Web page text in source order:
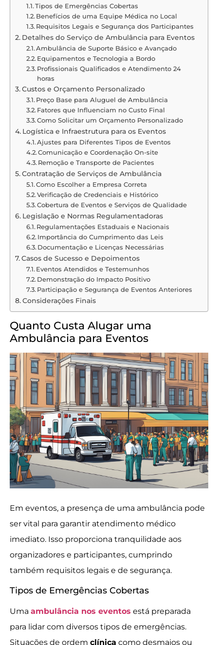
Tipos de Emergências Cobertas
Benefícios de uma Equipe Médica no Local
Requisitos Legais e Segurança dos Participantes
Detalhes do Serviço de Ambulância para Eventos
Ambulância de Suporte Básico e Avançado
Equipamentos e Tecnologia a Bordo
Profissionais Qualificados e Atendimento 24
horas
Custos e Orçamento Personalizado
Preço Base para Aluguel de Ambulância
Fatores que Influenciam no Custo Final
Como Solicitar um Orçamento Personalizado
Logística e Infraestrutura para os Eventos
Ajustes para Diferentes Tipos de Eventos
Comunicação e Coordenação On-site
Remoção e Transporte de Pacientes
Contratação de Serviços de Ambulância
Como Escolher a Empresa Correta
Verificação de Credenciais e Histórico
Cobertura de Eventos e Serviços de Qualidade
Legislação e Normas Regulamentadoras
Regulamentações Estaduais e Nacionais
Importância do Cumprimento das Leis
Documentação e Licenças Necessárias
Casos de Sucesso e Depoimentos
Eventos Atendidos e Testemunhos
Demonstração do Impacto Positivo
Participação e Segurança de Eventos Anteriores
Considerações Finais
Quanto Custa Alugar uma
Ambulância para Eventos
Em eventos, a presença de uma ambulância pode
ser vital para garantir atendimento médico
imediato. Isso proporciona tranquilidade aos
organizadores e participantes, cumprindo
também requisitos legais e de segurança.
Tipos de Emergências Cobertas
Uma ambulância nos eventos está preparada
para lidar com diversos tipos de emergências.
Situações de ordem clínica como desmaios ou